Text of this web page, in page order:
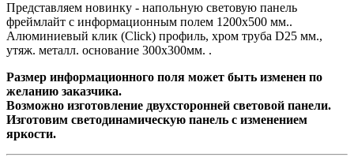
Представляем новинку - напольную световую панель
фреймлайт с информационным полем 1200х500 мм..
Алюминиевый клик (Click) профиль, хром труба D25 мм.,
утяж. металл. основание 300х300мм. .
Размер информационного поля может быть изменен по
желанию заказчика.
Возможно изготовление двухсторонней световой панели.
Изготовим светодинамическую панель с изменением
яркости.